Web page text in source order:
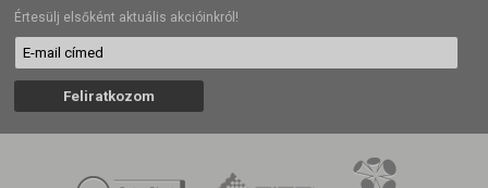
Értesülj elsőként aktuális akcióinkról!